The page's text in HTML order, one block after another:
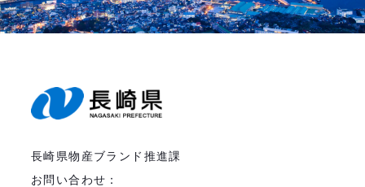
長崎県物産ブランド推進課
お問い合わせ：